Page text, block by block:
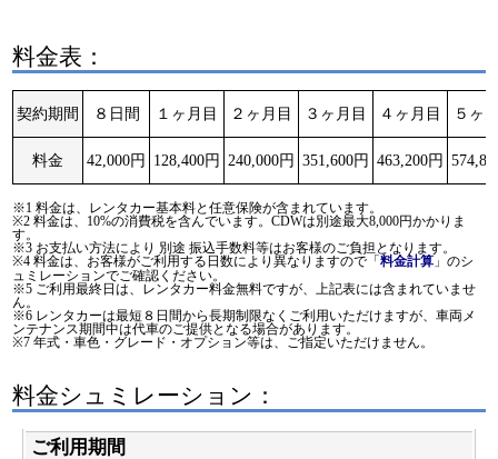
料金表：
契約期間 ８日間 １ヶ月目 ２ヶ月目 ３ヶ月目 ４ヶ月目 ５ヶ
料金 42,000円 128,400円 240,000円 351,600円 463,200円
※1 料金は、レンタカー基本料と任意保険が含まれています。
※2 料金は、10%の消費税を含んでいます。CDWは別途最大8,000円かかりま
す。
※3 お支払い方法により 別途 振込手数料等はお客様のご負担となります。
※4 料金は、お客様がご利用する日数により異なりますので「料金計算 」のシ
ュミレーションでご確認ください。
※5 ご利用最終日は、レンタカー料金無料ですが、上記表には含まれていませ
ん。
※6 レンタカーは最短８日間から長期制限なくご利用いただけますが、車両メ
ンテナンス期間中は代車のご提供となる場合があります。
※7 年式・車色・グレード・オプション等は、ご指定いただけません。
料金シュミレーション：
ご利用期間